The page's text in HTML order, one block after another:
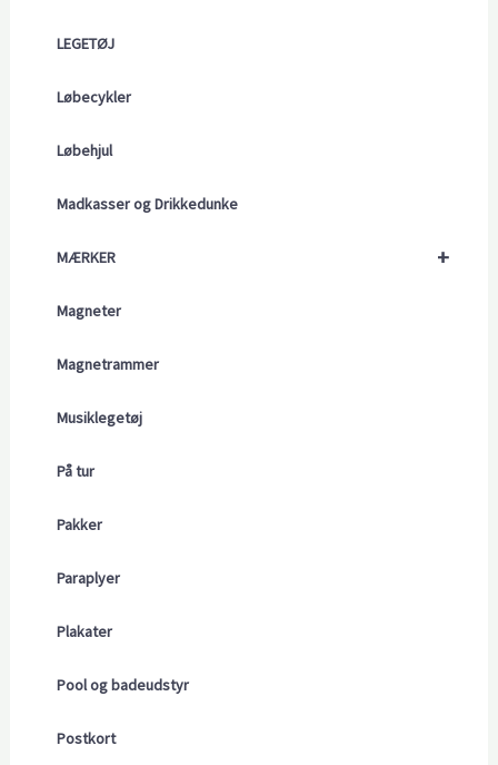
LEGETØJ
Løbecykler
Løbehjul
Madkasser og Drikkedunke
+
MÆRKER
Magneter
Magnetrammer
Musiklegetøj
På tur
Pakker
Paraplyer
Plakater
Pool og badeudstyr
Postkort